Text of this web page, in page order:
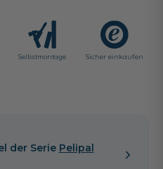
Selbst­montage Sicher einkaufen
der Serie Pelipal